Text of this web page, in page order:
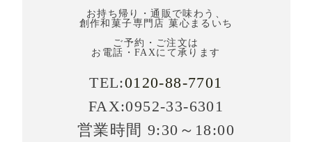
お持ち帰り・通販で味わう、
創作和菓子専門店 菓心まるいち
ご予約・ご注文は
お電話・FAXにて承ります
TEL:0120-88-7701
FAX:0952-33-6301
営業時間 9:30～18:00